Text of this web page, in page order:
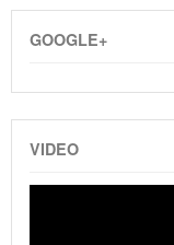
GOOGLE+
VIDEO